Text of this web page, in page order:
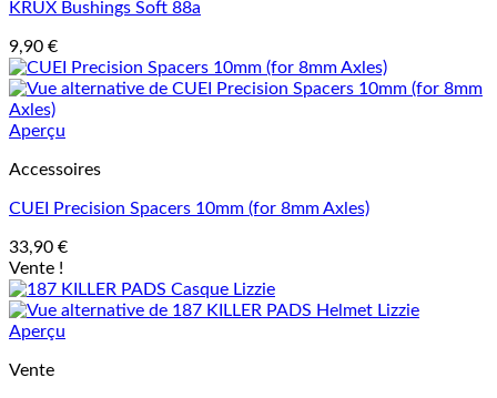
KRUX Bushings Soft 88a
9,90 €
Aperçu
Accessoires
CUEI Precision Spacers 10mm (for 8mm Axles)
33,90 €
Vente !
Aperçu
Vente